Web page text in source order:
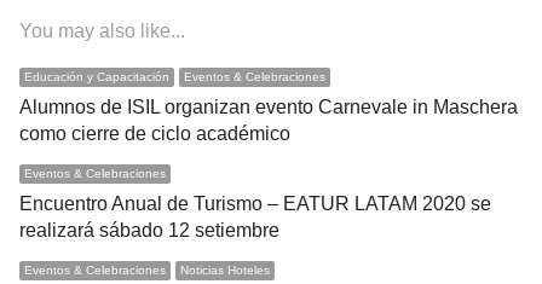
You may also like...
Educación y Capacitación Eventos & Celebraciones
Alumnos de ISIL organizan evento Carnevale in Maschera
como cierre de ciclo académico
Eventos & Celebraciones
Encuentro Anual de Turismo – EATUR LATAM 2020 se
realizará sábado 12 setiembre
Eventos & Celebraciones Noticias Hoteles